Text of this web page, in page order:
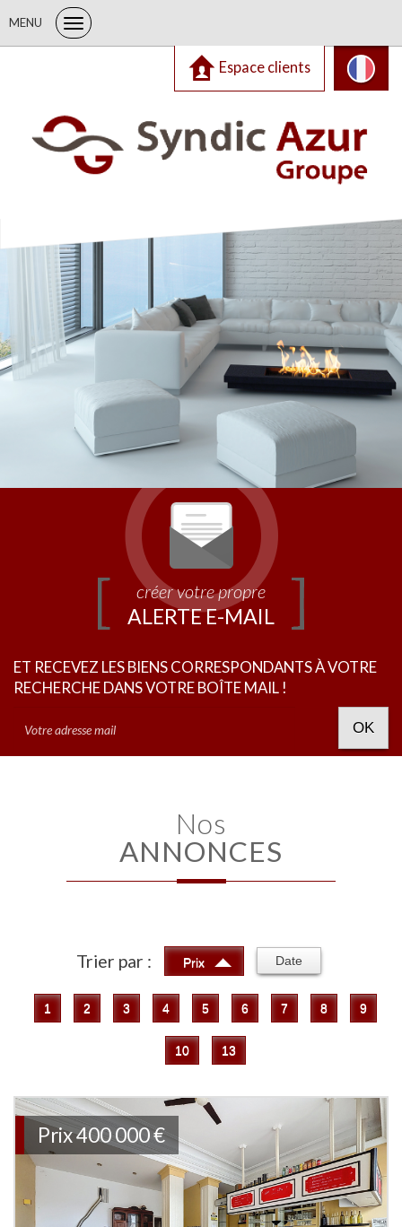
MENU
Espace clients
créer votre propre
ALERTE E-MAIL
ET RECEVEZ LES BIENS CORRESPONDANTS À VOTRE
RECHERCHE DANS VOTRE BOÎTE MAIL !
OK
Nos
ANNONCES
Trier par : Prix Date
1 2 3 4 5 6 7 8 9
10 13
Prix400 000 €